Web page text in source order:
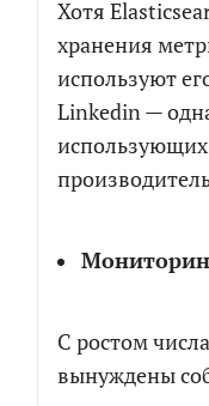
Хотя
хранения
используют
Linkedin —
С ростом
вынуждены